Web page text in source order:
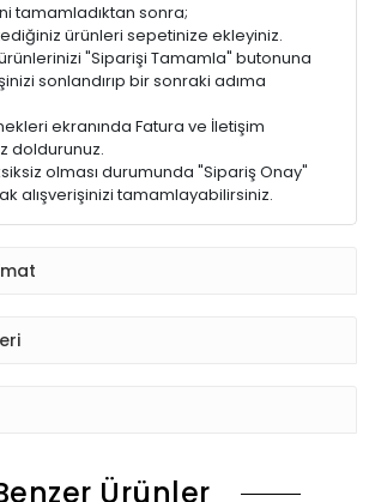
tamamladıktan sonra;
ürünleri sepetinize ekleyiniz.
"Siparişi Tamamla" butonuna
sonlandırıp bir sonraki adıma
ekranında Fatura ve İletişim
doldurunuz.
olması durumunda "Sipariş Onay"
alışverişinizi tamamlayabilirsiniz.
Ürünler